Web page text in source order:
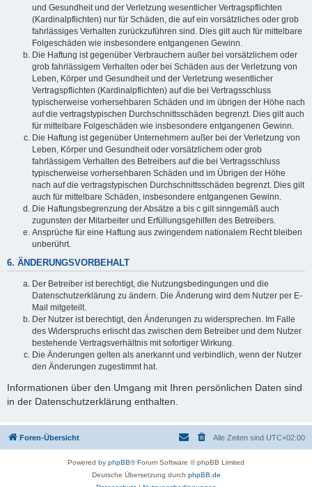
und Gesundheit und der Verletzung wesentlicher Vertragspflichten
(Kardinalpflichten) nur für Schäden, die auf ein vorsätzliches oder grob
fahrlässiges Verhalten zurückzuführen sind. Dies gilt auch für mittelbare
Folgeschäden wie insbesondere entgangenen Gewinn.
Die Haftung ist gegenüber Verbrauchern außer bei vorsätzlichem oder
grob fahrlässigem Verhalten oder bei Schäden aus der Verletzung von
Leben, Körper und Gesundheit und der Verletzung wesentlicher
Vertragspflichten (Kardinalpflichten) auf die bei Vertragsschluss
typischerweise vorhersehbaren Schäden und im übrigen der Höhe nach
auf die vertragstypischen Durchschnittsschäden begrenzt. Dies gilt auch
für mittelbare Folgeschäden wie insbesondere entgangenen Gewinn.
Die Haftung ist gegenüber Unternehmern außer bei der Verletzung von
Leben, Körper und Gesundheit oder vorsätzlichem oder grob
fahrlässigem Verhalten des Betreibers auf die bei Vertragsschluss
typischerweise vorhersehbaren Schäden und im Übrigen der Höhe
nach auf die vertragstypischen Durchschnittsschäden begrenzt. Dies gilt
auch für mittelbare Schäden, insbesondere entgangenen Gewinn.
Die Haftungsbegrenzung der Absätze a bis c gilt sinngemäß auch
zugunsten der Mitarbeiter und Erfüllungsgehilfen des Betreibers.
Ansprüche für eine Haftung aus zwingendem nationalem Recht bleiben
unberührt.
6. ÄNDERUNGSVORBEHALT
Der Betreiber ist berechtigt, die Nutzungsbedingungen und die
Datenschutzerklärung zu ändern. Die Änderung wird dem Nutzer per E-
Mail mitgeteilt.
Der Nutzer ist berechtigt, den Änderungen zu widersprechen. Im Falle
des Widerspruchs erlischt das zwischen dem Betreiber und dem Nutzer
bestehende Vertragsverhältnis mit sofortiger Wirkung.
Die Änderungen gelten als anerkannt und verbindlich, wenn der Nutzer
den Änderungen zugestimmt hat.
Informationen über den Umgang mit Ihren persönlichen Daten sind
in der Datenschutzerklärung enthalten.
Foren-Übersicht Alle Zeiten sind UTC+02:00
Powered by phpBB® Forum Software © phpBB Limited
Deutsche Übersetzung durch phpBB.de